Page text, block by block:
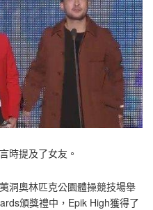
時提及了女友。
洞奧林匹克公園體操競技場舉
頒獎禮中，Epik High獲得了